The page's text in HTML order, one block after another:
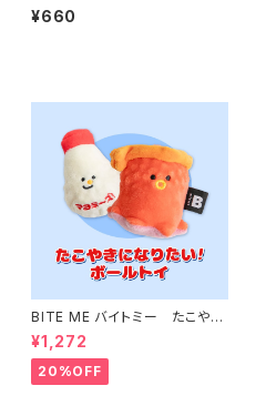
タラ味 100g (シルクフル)
¥660
BITE ME バイトミー たこやき
になりたい！ボールトイ バイトミ
ー
¥1,272
20%OFF